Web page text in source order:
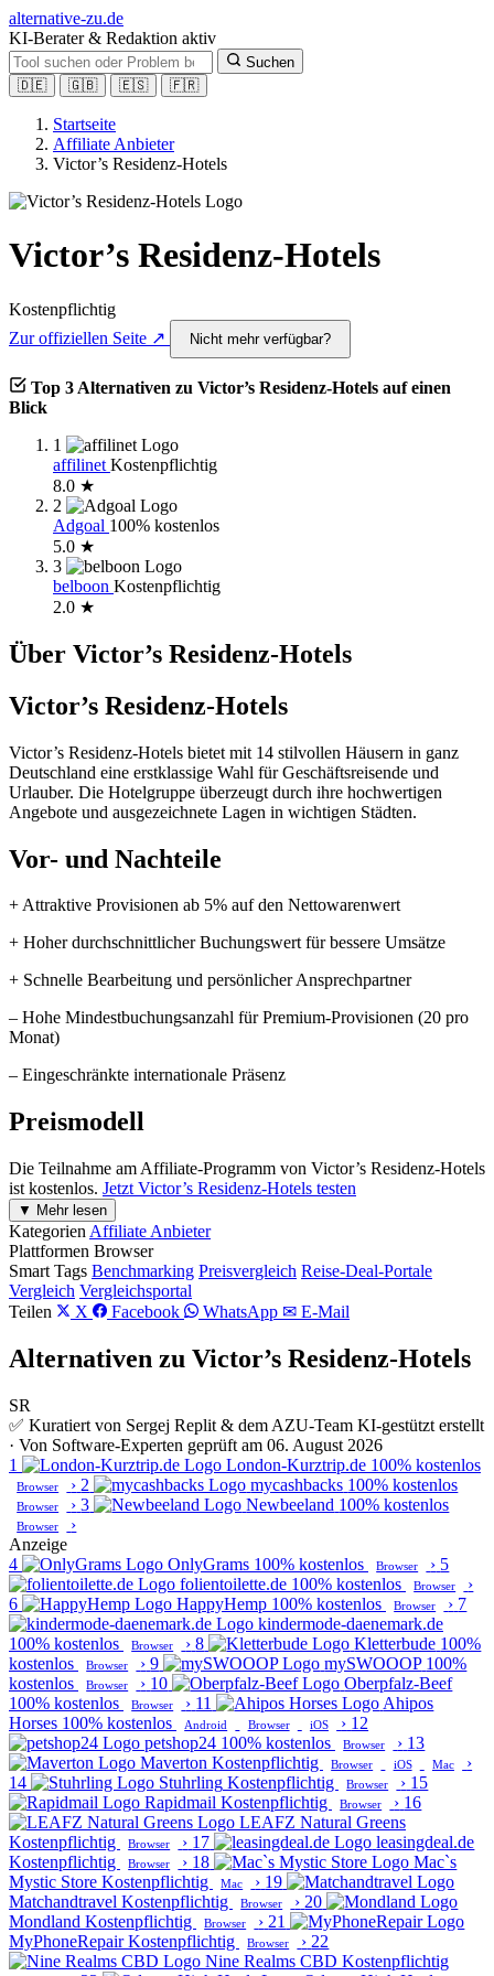
alternative-zu.de
KI-Berater & Redaktion aktiv
Suchen
🇩🇪
🇬🇧 🇪🇸 🇫🇷
Startseite
Affiliate Anbieter
Victor’s Residenz-Hotels
Victor’s Residenz-Hotels
Kostenpflichtig
Zur offiziellen Seite ↗
Nicht mehr verfügbar?
Top 3 Alternativen zu Victor’s Residenz-Hotels auf einen
Blick
1
affilinet Kostenpflichtig
8.0 ★
2
Adgoal 100% kostenlos
5.0 ★
3
belboon Kostenpflichtig
2.0 ★
Über Victor’s Residenz-Hotels
Victor’s Residenz-Hotels
Victor’s Residenz-Hotels bietet mit 14 stilvollen Häusern in ganz
Deutschland eine erstklassige Wahl für Geschäftsreisende und
Urlauber. Die Hotelgruppe überzeugt durch ihre hochwertigen
Angebote und ausgezeichnete Lagen in wichtigen Städten.
Vor- und Nachteile
+ Attraktive Provisionen ab 5% auf den Nettowarenwert
+ Hoher durchschnittlicher Buchungswert für bessere Umsätze
+ Schnelle Bearbeitung und persönlicher Ansprechpartner
– Hohe Mindestbuchungsanzahl für Premium-Provisionen (20 pro
Monat)
– Eingeschränkte internationale Präsenz
Preismodell
Die Teilnahme am Affiliate-Programm von Victor’s Residenz-Hotels
ist kostenlos. Jetzt Victor’s Residenz-Hotels testen
▼ Mehr lesen
Kategorien Affiliate Anbieter
Plattformen Browser
Smart Tags Benchmarking Preisvergleich Reise-Deal-Portale
Vergleich Vergleichsportal
Teilen
X Facebook WhatsApp ✉ E-Mail
Alternativen zu Victor’s Residenz-Hotels
SR
✅ Kuratiert von Sergej Replit & dem AZU-Team KI-gestützt erstellt
· Von Software-Experten geprüft am 06. August 2026
1
London-Kurztrip.de 100% kostenlos
Browser › 2 mycashbacks 100% kostenlos
Browser › 3 Newbeeland 100% kostenlos
Browser
›
Anzeige
4
OnlyGrams 100% kostenlos Browser › 5
folientoilette.de 100% kostenlos Browser
›
6
HappyHemp 100% kostenlos Browser › 7
kindermode-daenemark.de
100% kostenlos
Browser › 8 Kletterbude 100%
kostenlos
Browser › 9 mySWOOOP 100%
kostenlos
Browser › 10
Oberpfalz-Beef
100% kostenlos
Browser › 11
Ahipos
Horses 100% kostenlos Android Browser iOS › 12
petshop24 100% kostenlos Browser › 13
Maverton Kostenpflichtig Browser iOS Mac
›
14
Stuhrling Kostenpflichtig Browser › 15
Rapidmail Kostenpflichtig Browser › 16
LEAFZ Natural Greens
Kostenpflichtig
Browser › 17
leasingdeal.de
Kostenpflichtig
Browser › 18
Mac`s
Mystic Store Kostenpflichtig Mac › 19
Matchandtravel Kostenpflichtig Browser › 20
Mondland Kostenpflichtig Browser › 21
MyPhoneRepair Kostenpflichtig Browser › 22
Nine Realms CBD Kostenpflichtig